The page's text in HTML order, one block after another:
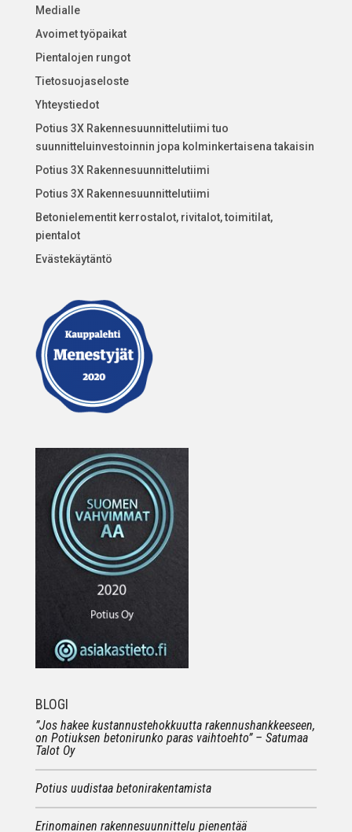
Medialle
Avoimet työpaikat
Pientalojen rungot
Tietosuojaseloste
Yhteystiedot
Potius 3X Rakennesuunnittelutiimi tuo
suunnitteluinvestoinnin jopa kolminkertaisena takaisin
Potius 3X Rakennesuunnittelutiimi
Potius 3X Rakennesuunnittelutiimi
Betonielementit kerrostalot, rivitalot, toimitilat,
pientalot
Evästekäytäntö
BLOGI
”Jos hakee kustannustehokkuutta rakennushankkeeseen,
on Potiuksen betonirunko paras vaihtoehto” – Satumaa
Talot Oy
Potius uudistaa betonirakentamista
Erinomainen rakennesuunnittelu pienentää